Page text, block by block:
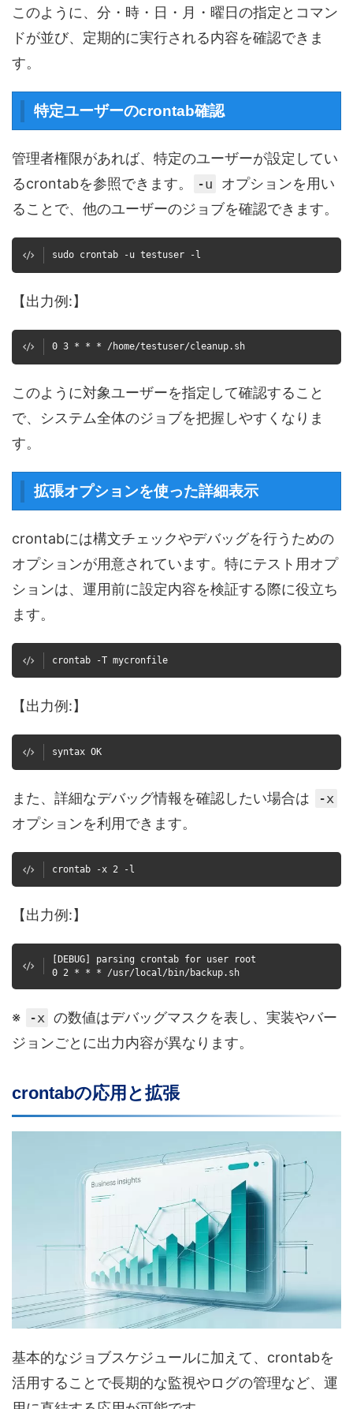
このように、分・時・日・月・曜日の指定とコマン
ドが並び、定期的に実行される内容を確認できま
す。
特定ユーザーのcrontab確認
管理者権限があれば、特定のユーザーが設定してい
るcrontabを参照できます。
-u
オプションを用い
ることで、他のユーザーのジョブを確認できます。
sudo crontab -u testuser -l
【出力例:】
0 3 * * * /home/testuser/cleanup.sh
このように対象ユーザーを指定して確認すること
で、システム全体のジョブを把握しやすくなりま
す。
拡張オプションを使った詳細表示
crontabには構文チェックやデバッグを行うための
オプションが用意されています。特にテスト用オプ
ションは、運用前に設定内容を検証する際に役立ち
ます。
crontab -T mycronfile
【出力例:】
syntax OK
また、詳細なデバッグ情報を確認したい場合は -x
オプションを利用できます。
crontab -x 2 -l
【出力例:】
[DEBUG] parsing crontab for user root
0 2 * * * /usr/local/bin/backup.sh
※ -x の数値はデバッグマスクを表し、実装やバー
ジョンごとに出力内容が異なります。
crontabの応用と拡張
基本的なジョブスケジュールに加えて、crontabを
活用することで長期的な監視やログの管理など、運